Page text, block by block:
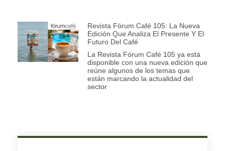
Revista Fórum Café 105: La Nueva
Edición Que Analiza El Presente Y El
Futuro Del Café
La Revista Fórum Café 105 ya está
disponible con una nueva edición que
reúne algunos de los temas que
están marcando la actualidad del
sector